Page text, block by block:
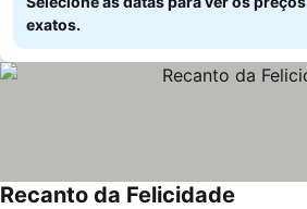
exatos.
Recanto da Felicidade